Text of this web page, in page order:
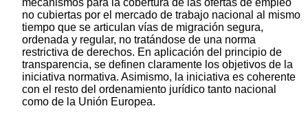
mecanismos para la cobertura de las ofertas de empleo
no cubiertas por el mercado de trabajo nacional al mismo
tiempo que se articulan vías de migración segura,
ordenada y regular, no tratándose de una norma
restrictiva de derechos. En aplicación del principio de
transparencia, se definen claramente los objetivos de la
iniciativa normativa. Asimismo, la iniciativa es coherente
con el resto del ordenamiento jurídico tanto nacional
como de la Unión Europea.